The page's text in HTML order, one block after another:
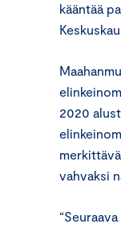
kääntää
2020
vahvaksi